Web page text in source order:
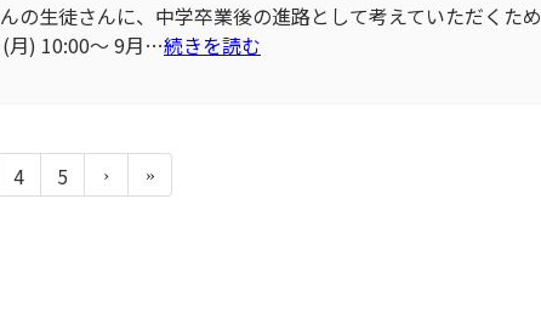
の生徒さんに、中学卒業後の進路として考えていただくため
月) 10:00～ 9月…続きを読む
4 5